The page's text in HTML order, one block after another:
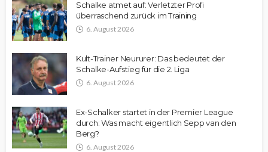
Schalke atmet auf: Verletzter Profi
überraschend zurück im Training
6. August 2026
Kult-Trainer Neururer: Das bedeutet der
Schalke-Aufstieg für die 2. Liga
6. August 2026
Ex-Schalker startet in der Premier League
durch: Was macht eigentlich Sepp van den
Berg?
6. August 2026